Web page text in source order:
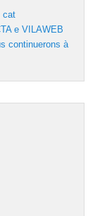
cat
e VILAWEB
continuerons à